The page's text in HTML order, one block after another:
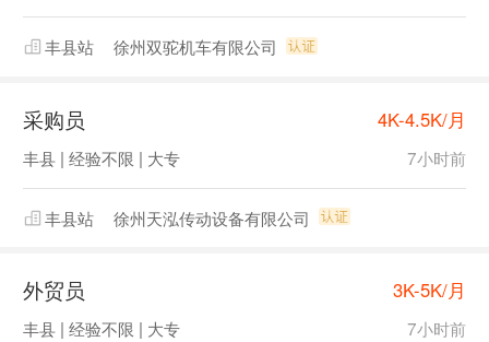
丰县站 徐州双驼机车有限公司
采购员 4K-4.5K/月
丰县 | 经验不限 | 大专 7小时前
丰县站 徐州天泓传动设备有限公司
外贸员 3K-5K/月
丰县 | 经验不限 | 大专 7小时前